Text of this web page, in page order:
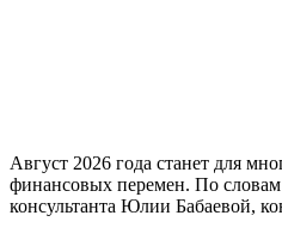
Август 2026 года станет для
финансовых перемен. По словам
консультанта Юлии Бабаевой,